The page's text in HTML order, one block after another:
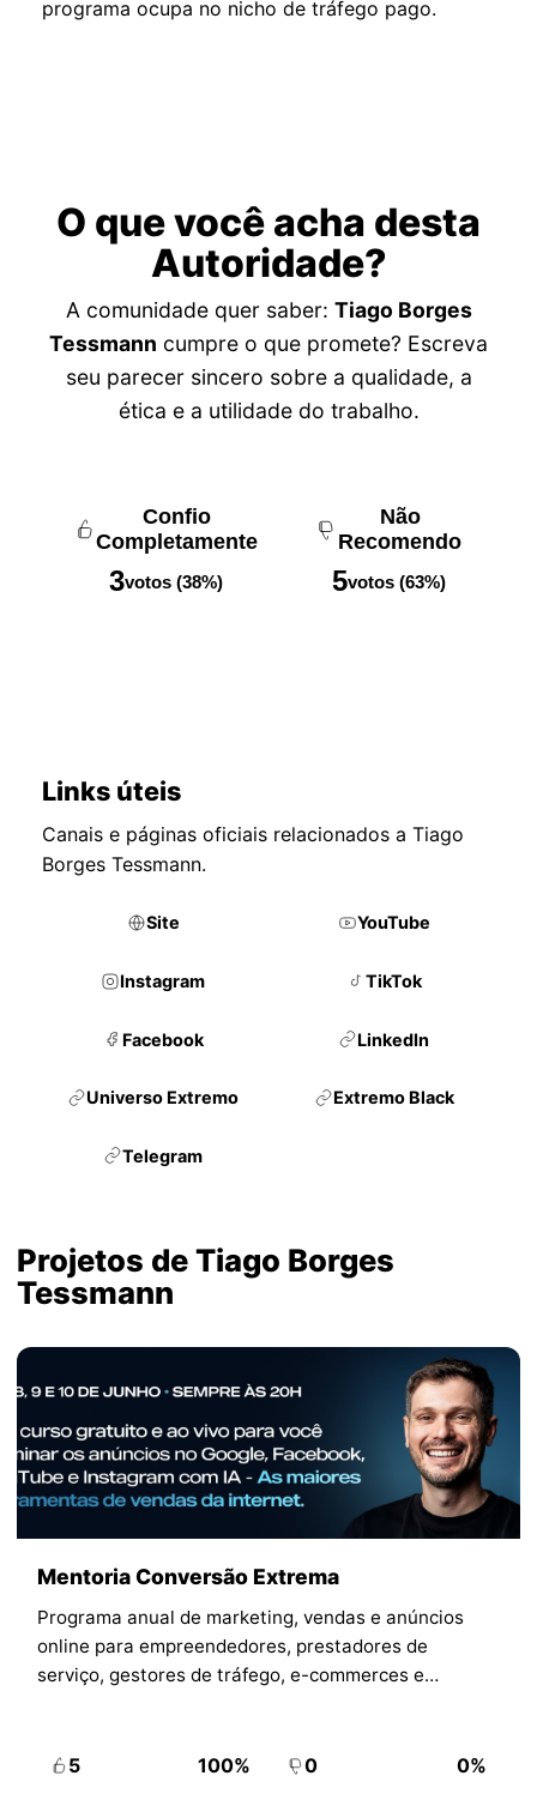
programa ocupa no nicho de tráfego pago.
O que você acha desta
Autoridade?
A comunidade quer saber: Tiago Borges
Tessmann cumpre o que promete? Escreva
seu parecer sincero sobre a qualidade, a
ética e a utilidade do trabalho.
Confio
Completamente
3votos (38%)
Não
Recomendo
5votos (63%)
Links úteis
Canais e páginas oficiais relacionados a Tiago
Borges Tessmann.
Site YouTube
Instagram TikTok
Facebook LinkedIn
Universo Extremo Extremo Black
Telegram
Projetos de Tiago Borges
Tessmann
Mentoria Conversão Extrema
Programa anual de marketing, vendas e anúncios
online para empreendedores, prestadores de
serviço, gestores de tráfego, e-commerces e
5 100% 0 0%